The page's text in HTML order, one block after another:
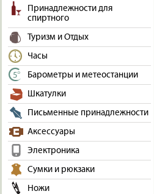
Принадлежности для
спиртного
Туризм и Отдых
Часы
Барометры и метеостанции
Шкатулки
Письменные принадлежности
Аксессуары
Электроника
Сумки и рюкзаки
Ножи